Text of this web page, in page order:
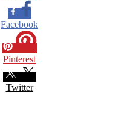
Facebook
Pinterest
Twitter